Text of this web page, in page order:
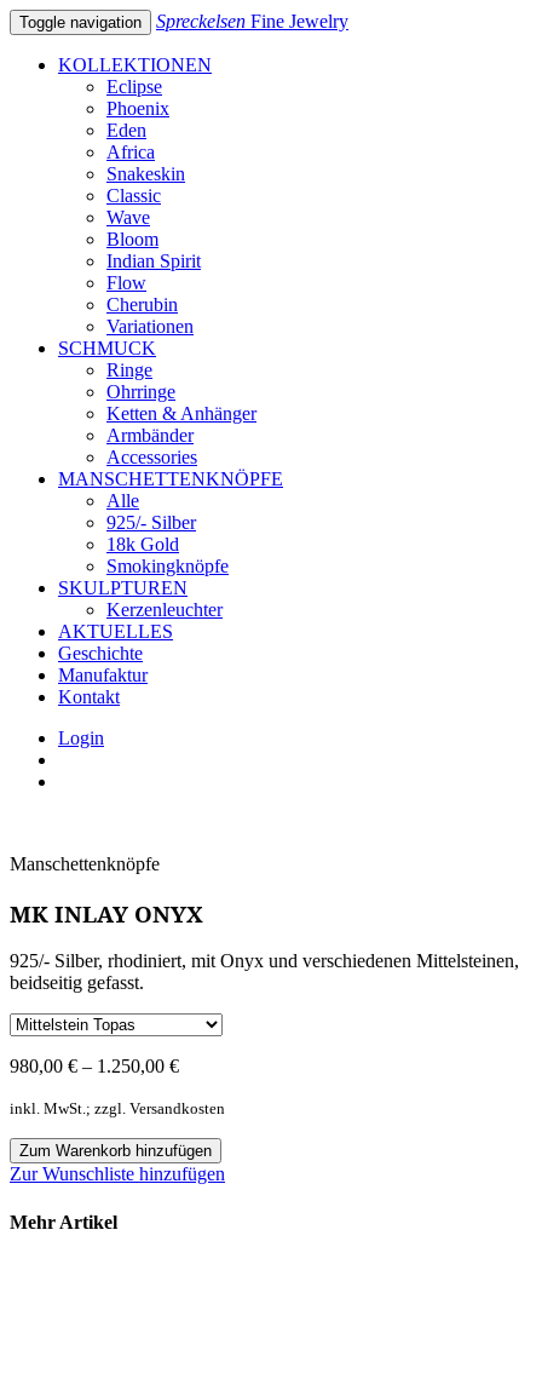
Toggle navigation Spreckelsen Fine Jewelry
KOLLEKTIONEN
Eclipse
Phoenix
Eden
Africa
Snakeskin
Classic
Wave
Bloom
Indian Spirit
Flow
Cherubin
Variationen
SCHMUCK
Ringe
Ohrringe
Ketten & Anhänger
Armbänder
Accessories
MANSCHETTENKNÖPFE
Alle
925/- Silber
18k Gold
Smokingknöpfe
SKULPTUREN
Kerzenleuchter
AKTUELLES
Geschichte
Manufaktur
Kontakt
Login
Manschettenknöpfe
MK INLAY ONYX
925/- Silber, rhodiniert, mit Onyx und verschiedenen Mittelsteinen,
beidseitig gefasst.
980,00 € – 1.250,00 €
inkl. MwSt.; zzgl. Versandkosten
Zum Warenkorb hinzufügen
Zur Wunschliste hinzufügen
Mehr Artikel